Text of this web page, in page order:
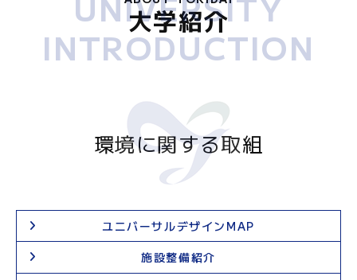
大学紹介
INTRODUCTION
環境に関する取組
ユニバーサルデザインMAP
施設整備紹介